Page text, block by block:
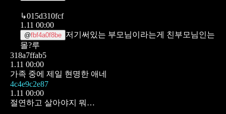
↳015d310fcf
1.11 00:00
@fbf4a0f8be 저기써있는 부모님이라는게 친부모님인는
몰?루
318a7ffab5
1.11 00:00
가족 중에 제일 현명한 애네
4c4e9c2e87
1.11 00:00
절연하고 살아야지 뭐…